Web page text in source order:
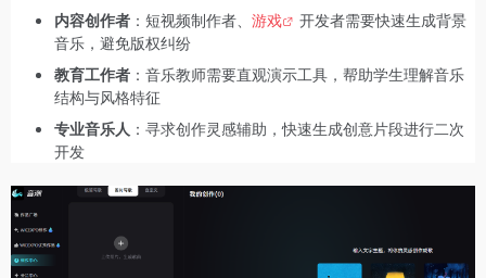
内容创作者 ：短视频制作者、 游戏
开发者需要快速生成背景
音乐，避免版权纠纷
教育工作者 ：音乐教师需要直观演示工具，帮助学生理解音乐
结构与风格特征
专业音乐人 ：寻求创作灵感辅助，快速生成创意片段进行二次
开发